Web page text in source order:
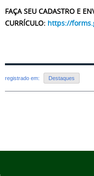
FAÇA SEU CADASTRO E
CURRÍCULO: https://
registrado em: Destaques